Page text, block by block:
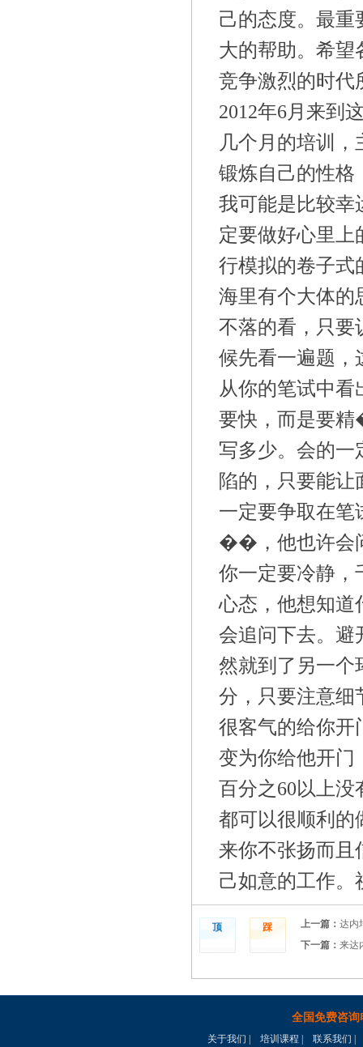
己的态度。最重
大的帮助。希望
竞争激烈的时代
2012年6月来到
几个月的培训
锻炼自己的性格
我可能是比较幸
定要做好心里上
行模拟的卷子式
海里有个大体
不落的看，只要
候先看一遍题，
从你的笔试中
要快，而是要
写多少。会的一
陷的，只要能让
一定要争取在
��，他也许会
你一定要冷静，
心态，他想知道
会追问下去。
然就到了另一个
分，只要注意细
很客气的给你开
变为你给他开门
百分之60以上没
都可以很顺利的
来你不张扬而且
己如意的工作
顶 踩 上一篇： 达内
下一篇： 来达
全国免费咨询
关于我们 培训课程 联系我们